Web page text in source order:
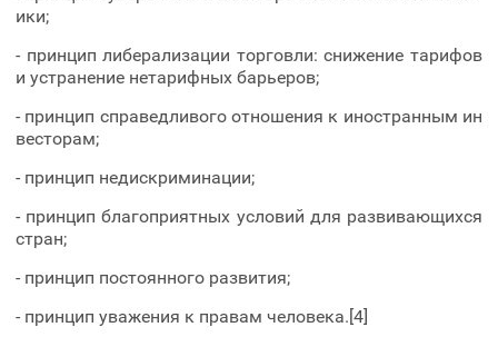
ики;
- принцип либерализации торговли: снижение тарифов
и устранение нетарифных барьеров;
- принцип справедливого отношения к иностранным ин
весторам;
- принцип недискриминации;
- принцип благоприятных условий для развивающихся
стран;
- принцип постоянного развития;
- принцип уважения к правам человека.[4]